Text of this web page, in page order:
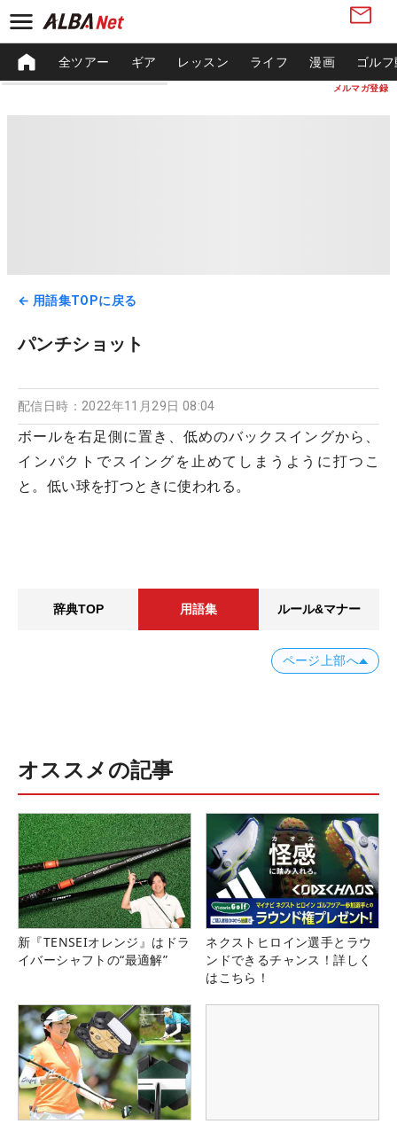
メルマガ登録
全ツアー ギア レッスン ライフ 漫画 ゴル
← 用語集TOPに戻る
パンチショット
配信日時： 2022年11月29日 08:04
ボールを右足側に置き、低めのバックスイングから、
インパクトでスイングを止めてしまうように打つこ
と。低い球を打つときに使われる。
辞典TOP 用語集 ルール&マナー
ページ上部へ
オススメの記事
新『TENSEIオレンジ』はドラ
イバーシャフトの“最適解”
ネクストヒロイン選手とラウ
ンドできるチャンス！詳しく
はこちら！